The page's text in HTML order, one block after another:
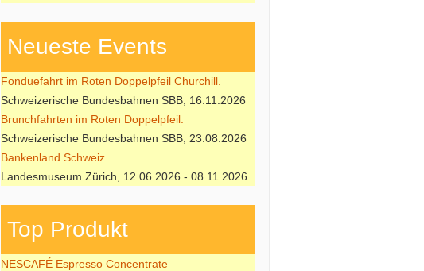
Neueste Events
Fonduefahrt im Roten Doppelpfeil Churchill.
Schweizerische Bundesbahnen SBB, 16.11.2026
Brunchfahrten im Roten Doppelpfeil.
Schweizerische Bundesbahnen SBB, 23.08.2026
Bankenland Schweiz
Landesmuseum Zürich, 12.06.2026 - 08.11.2026
Top Produkt
NESCAFÉ Espresso Concentrate